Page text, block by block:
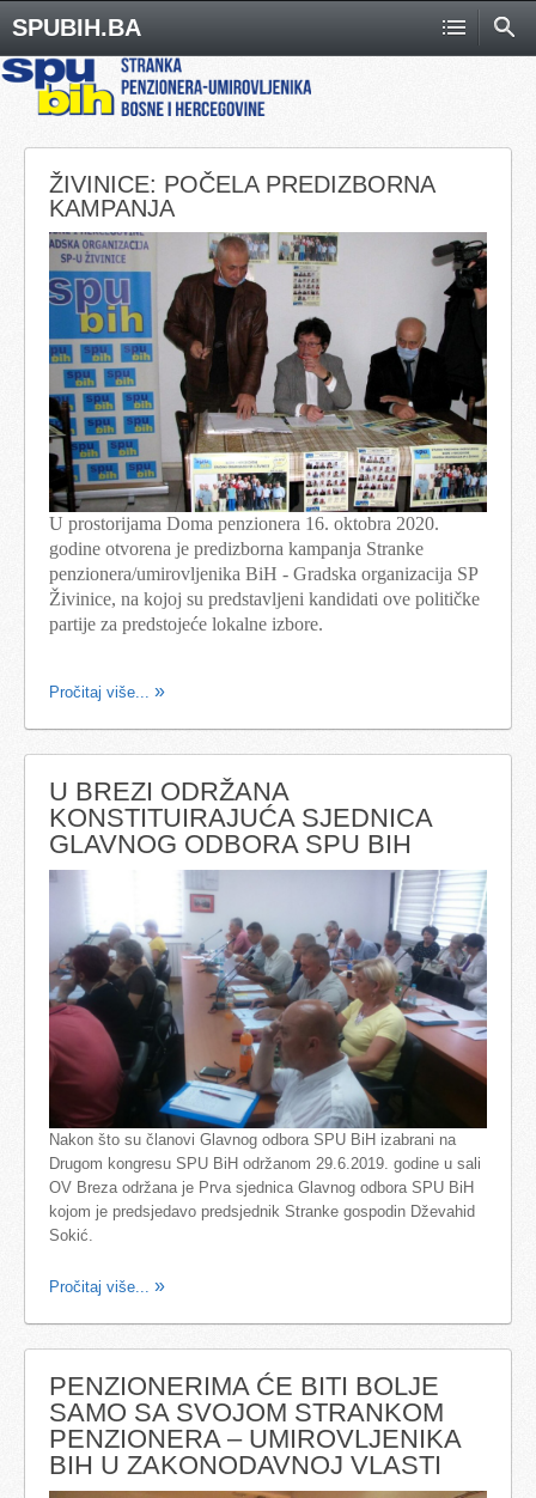
SPUBIH.BA
ŽIVINICE: POČELA PREDIZBORNA
KAMPANJA
U prostorijama Doma penzionera 16. oktobra 2020.
godine otvorena je predizborna kampanja Stranke
penzionera/umirovljenika BiH - Gradska organizacija SP
Živinice, na kojoj su predstavljeni kandidati ove političke
partije za predstojeće lokalne izbore.
Pročitaj više...
U BREZI ODRŽANA
KONSTITUIRAJUĆA SJEDNICA
GLAVNOG ODBORA SPU BIH
Nakon što su članovi Glavnog odbora SPU BiH izabrani na
Drugom kongresu SPU BiH održanom 29.6.2019. godine u sali
OV Breza održana je Prva sjednica Glavnog odbora SPU BiH
kojom je predsjedavo predsjednik Stranke gospodin Dževahid
Sokić.
Pročitaj više...
PENZIONERIMA ĆE BITI BOLJE
SAMO SA SVOJOM STRANKOM
PENZIONERA – UMIROVLJENIKA
BIH U ZAKONODAVNOJ VLASTI